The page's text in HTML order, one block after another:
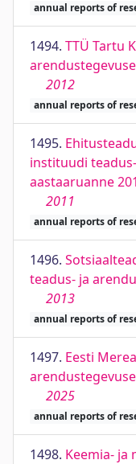
annual reports of
1494. TTÜ Tartu
2012
annual reports of
1495.
instituudi
aastaaruanne
2011
annual reports of
1496.
teadus- ja
2013
annual reports of
1497. Eesti
2025
annual reports of
1498. Keemia- ja